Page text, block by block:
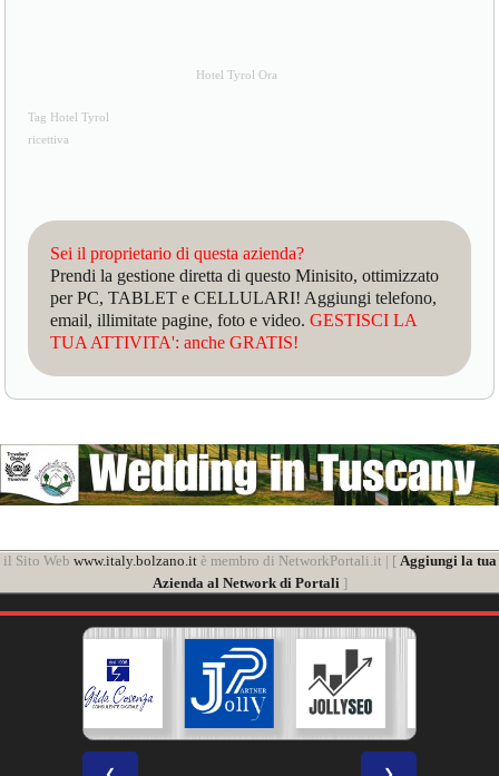
Hotel Tyrol Ora
Tag Hotel Tyrol
ricettiva
Sei il proprietario di questa azienda?
Prendi la gestione diretta di questo Minisito, ottimizzato
per PC, TABLET e CELLULARI! Aggiungi telefono,
email, illimitate pagine, foto e video.GESTISCI LA
TUA ATTIVITA': anche GRATIS!
il Sito Web www.italy.bolzano.itè membro di NetworkPortali.it | [ Aggiungi la tua
Azienda al Network di Portali]